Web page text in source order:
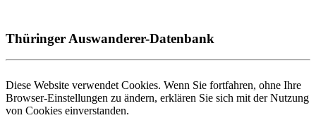
Thüringer Auswanderer-Datenbank
Diese Website verwendet Cookies. Wenn Sie fortfahren, ohne Ihre
Browser-Einstellungen zu ändern, erklären Sie sich mit der Nutzung
von Cookies einverstanden.